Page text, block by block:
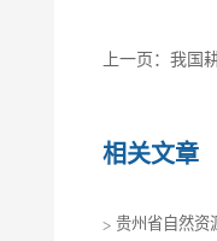
上一页： 我国
相关文章
> 贵州省自然资